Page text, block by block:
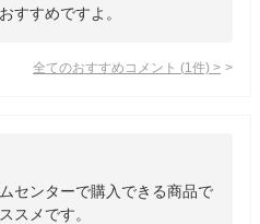
すすめですよ。
全てのおすすめコメント (1 件) >
センターで購入できる商品で
スメです。